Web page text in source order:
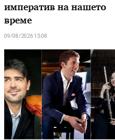
императив на нашето
време
09/08/2026 15:08